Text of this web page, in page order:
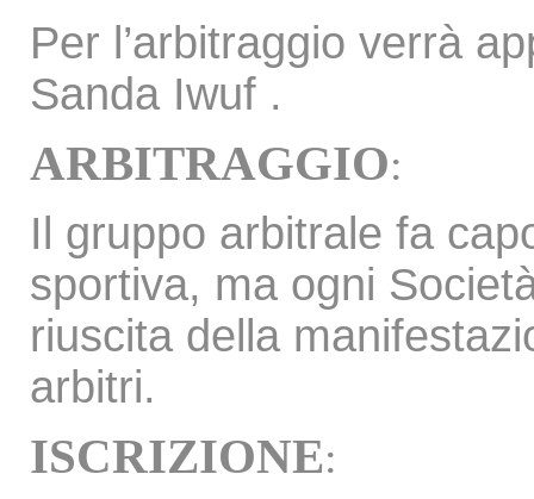
Per l’arbitraggio verrà
Sanda Iwuf .
ARBITRAGGIO:
Il gruppo arbitrale fa
sportiva, ma ogni
riuscita della
arbitri.
ISCRIZIONE: